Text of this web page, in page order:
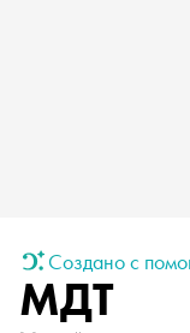
Создано с
МДТ